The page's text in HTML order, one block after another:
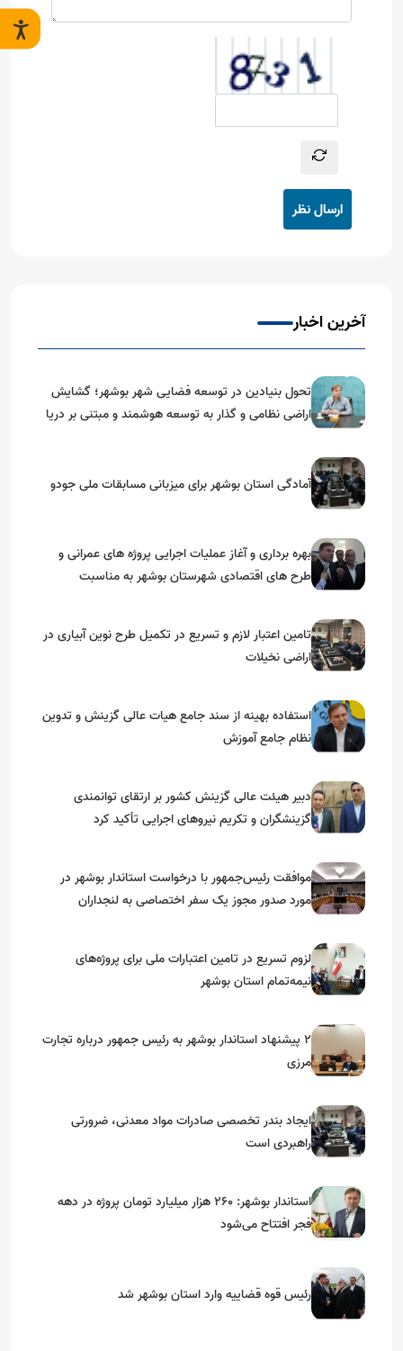
ارسال نظر
آخرین اخبار
تحول بنیادین در توسعه فضایی شهر بوشهر؛ گشایش
اراضی نظامی و گذار به توسعه هوشمند و مبتنی بر دریا
آمادگی استان بوشهر برای میزبانی مسابقات ملی جودو
بهره برداری و آغاز عملیات اجرایی پروژه های عمرانی و
طرح های اقتصادی شهرستان بوشهر به مناسبت
تامین اعتبار لازم و تسریع در تکمیل طرح نوین آبیاری در
اراضی نخیلات
استفاده بهینه از سند جامع هیات عالی گزینش و‌ تدوین
نظام جامع آموزش
دبیر هیئت عالی گزینش کشور بر ارتقای توانمندی
گزینشگران و تکریم نیروهای اجرایی تأکید کرد
موافقت رئیس‌جمهور با درخواست استاندار بوشهر در
مورد صدور مجوز یک سفر اختصاصی به لنجداران
لزوم تسریع در تامین اعتبارات ملی برای پروژه‌های
نیمه‌تمام استان بوشهر
۲ پیشنهاد استاندار بوشهر به رئیس جمهور درباره تجارت
مرزی
ایجاد بندر تخصصی صادرات مواد معدنی، ضرورتی
راهبردی است
استاندار بوشهر: ۲۶۰ هزار میلیارد تومان پروژه در دهه
فجر افتتاح می‌شود
رئیس قوه قضاییه وارد استان بوشهر شد